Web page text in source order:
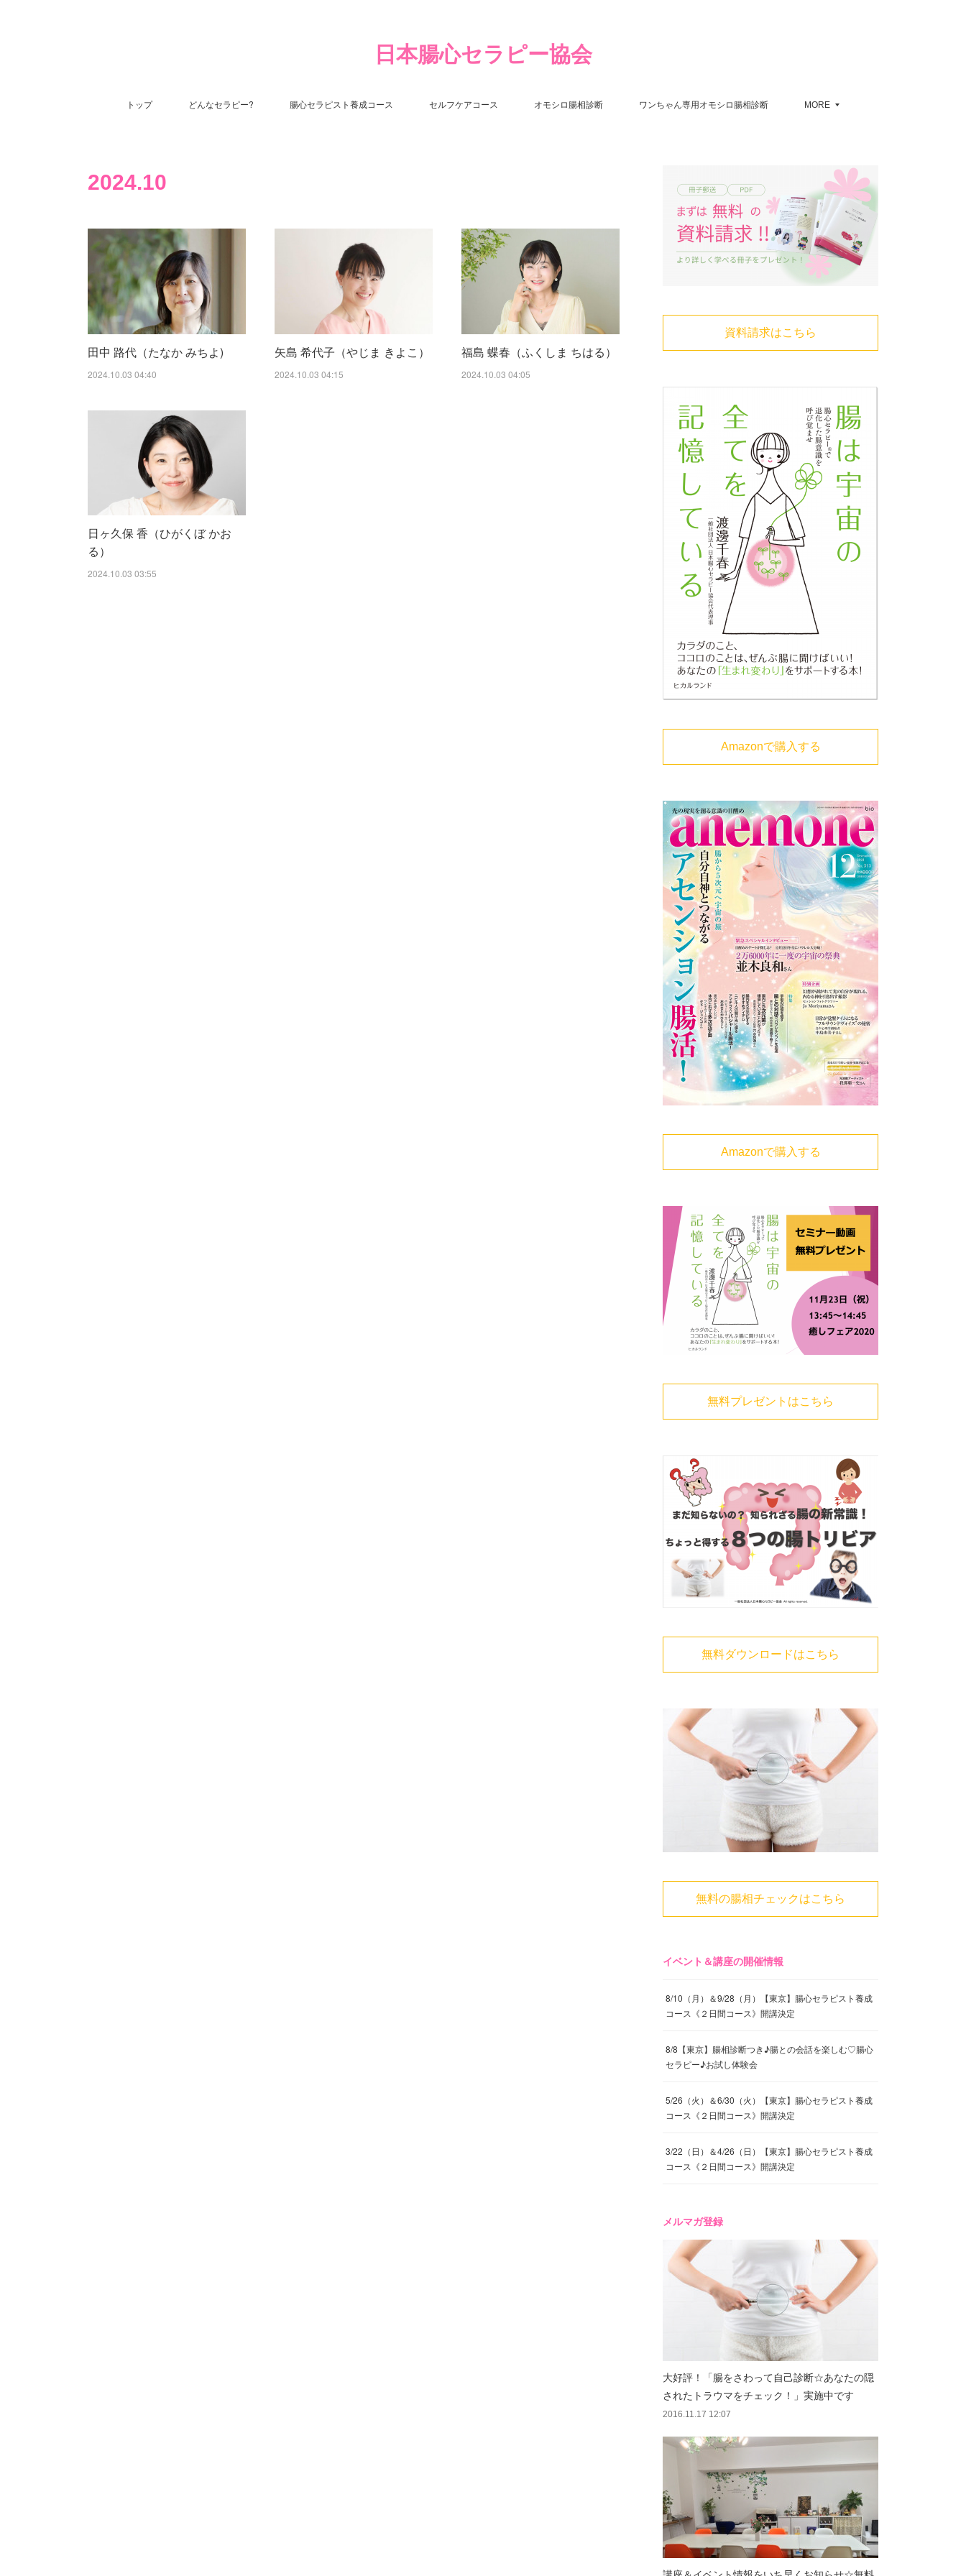
日本腸心セラピー協会
トップ どんなセラピー? 腸心セラピスト養成コース セルフケアコース オモシロ腸相診断 ワンちゃん専用オモシロ腸相診断 MORE
2024.10
田中 路代（たなか みちよ)
2024.10.03 04:40
矢島 希代子（やじま きよこ）
2024.10.03 04:15
福島 蝶春（ふくしま ちはる）
2024.10.03 04:05
日ヶ久保 香（ひがくぼ かお
る）
2024.10.03 03:55
資料請求はこちら
Amazonで購入する
Amazonで購入する
無料プレゼントはこちら
無料ダウンロードはこちら
無料の腸相チェックはこちら
イベント＆講座の開催情報
8/10（月）＆9/28（月）【東京】腸心セラピスト養成
コース《２日間コース》開講決定
8/8【東京】腸相診断つき♪腸との会話を楽しむ♡腸心
セラピー♪お試し体験会
5/26（火）＆6/30（火）【東京】腸心セラピスト養成
コース《２日間コース》開講決定
3/22（日）＆4/26（日）【東京】腸心セラピスト養成
コース《２日間コース》開講決定
メルマガ登録
大好評！「腸をさわって自己診断☆あなたの隠
されたトラウマをチェック！」実施中です
2016.11.17 12:07